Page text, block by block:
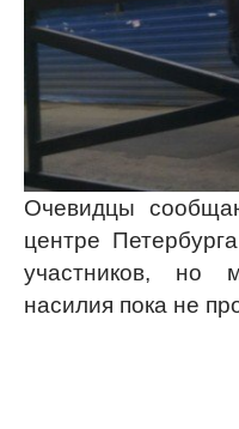
Очевидцы
центре
участников, но
насилия пока не